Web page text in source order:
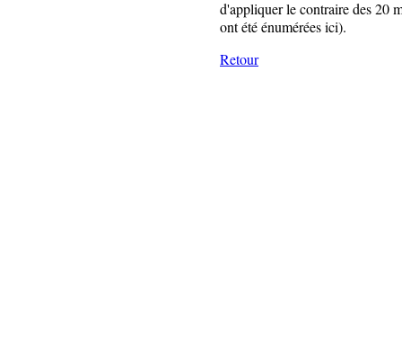
d'appliquer le contraire des 20
ont été énumérées ici).
Retour